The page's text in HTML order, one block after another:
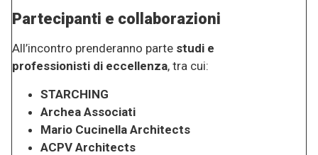
Partecipanti e collaborazioni
All’incontro prenderanno parte studi e
professionisti di eccellenza, tra cui:
STARCHING
Archea Associati
Mario Cucinella Architects
ACPV Architects